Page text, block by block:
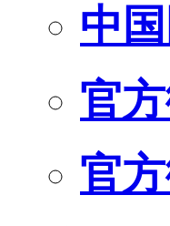
中
官
官